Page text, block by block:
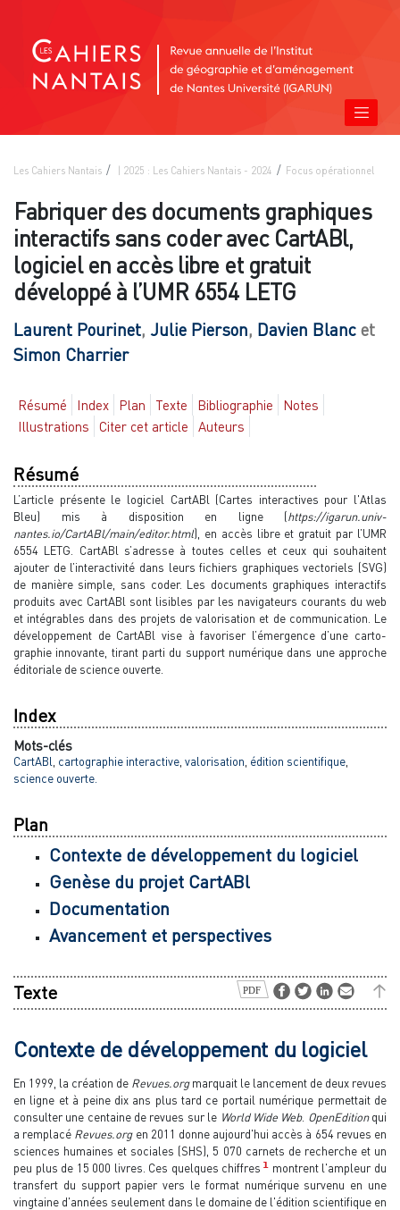
Les Cahiers Nantais | 2025 : Les Cahiers Nantais - 2024 Focus opérationnel
Fabriquer des documents graphiques
interactifs sans coder avec CartABl,
logiciel en accès libre et gratuit
développé à l’UMR 6554 LETG
Laurent Pourinet, Julie Pierson, Davien Blanc et
Simon Charrier
Résumé Index Plan Texte Bibliographie
Notes
Illustrations
Citer cet article Auteurs
Résumé
L’article présente le logiciel CartABl (Cartes interactives pour l'Atlas
Bleu) mis à disposition en ligne (https://igarun.univ-
nantes.io/CartABl/main/editor.html), en accès libre et gratuit par l’UMR
6554 LETG. CartABl s’adresse à toutes celles et ceux qui souhaitent
ajouter de l’interactivité dans leurs fichiers graphiques vectoriels (SVG)
de manière simple, sans coder. Les documents graphiques interactifs
produits avec CartABl sont lisibles par les navigateurs courants du web
et intégrables dans des projets de valorisation et de communication. Le
développement de CartABl vise à favoriser l’émergence d’une carto-
graphie innovante, tirant parti du support numérique dans une approche
éditoriale de science ouverte.
Index
Mots-clés
CartABl cartographie interactive valorisation édition scientifique
science ouverte.
Plan
Contexte de développement du logiciel
Genèse du projet CartABl
Documentation
Avancement et perspectives
Texte
Contexte de développement du logiciel
En 1999, la création de Revues.orgmarquait le lancement de deux revues
en ligne et à peine dix ans plus tard ce portail numérique permettait de
consulter une centaine de revues sur le World Wide Web. OpenEditionqui
a remplacé Revues.orgen 2011 donne aujourd'hui accès à 654 revues en
sciences humaines et sociales (SHS), 5 070 carnets de recherche et un
peu plus de 15 000 livres. Ces quelques chiffres 1
montrent l'ampleur du
transfert du support papier vers le format numérique survenu en une
vingtaine d'années seulement dans le domaine de l'édition scientifique en